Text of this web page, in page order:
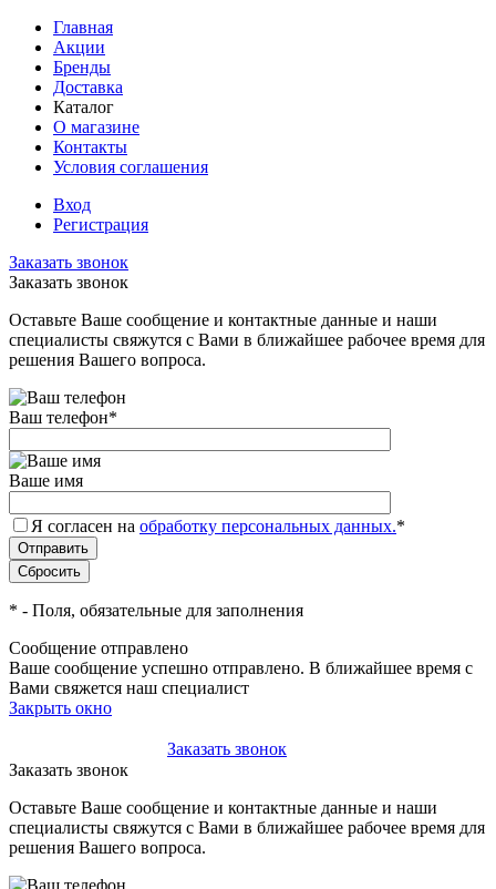
Главная
Акции
Бренды
Доставка
Каталог
О магазине
Контакты
Условия соглашения
Вход
Регистрация
Заказать звонок
Заказать звонок
Оставьте Ваше сообщение и контактные данные и наши
специалисты свяжутся с Вами в ближайшее рабочее время для
решения Вашего вопроса.
Ваш телефон*
Ваше имя
Я согласен на обработку персональных данных.*
* - Поля, обязательные для заполнения
Сообщение отправлено
Ваше сообщение успешно отправлено. В ближайшее время с
Вами свяжется наш специалист
Закрыть окно
Заказать звонок
Заказать звонок
Оставьте Ваше сообщение и контактные данные и наши
специалисты свяжутся с Вами в ближайшее рабочее время для
решения Вашего вопроса.